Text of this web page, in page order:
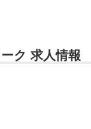
ク 求人情報